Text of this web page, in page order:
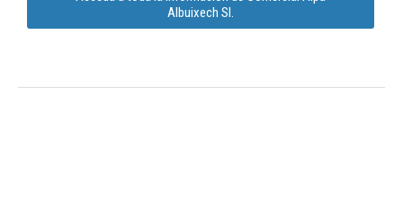
Albuixech Sl.